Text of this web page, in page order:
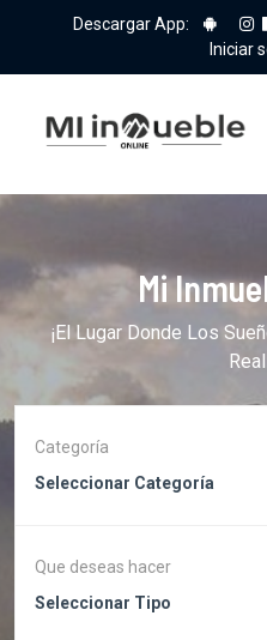
Descargar App:
Iniciar
Mi
¡El Lugar Donde Los
Categoría
Seleccionar Categoría
Que deseas hacer
Seleccionar Tipo